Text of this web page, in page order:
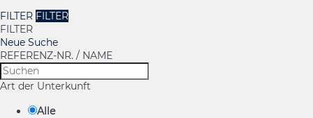
FILTER FILTER
FILTER
Neue Suche
REFERENZ-NR. / NAME
Art der Unterkunft
Alle